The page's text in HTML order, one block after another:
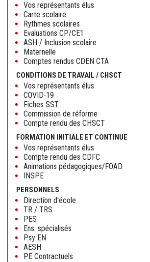
Vos représentants élus
Carte scolaire
Rythmes scolaires
Evaluations CP/CE1
ASH / Inclusion scolaire
Maternelle
Comptes rendus CDEN CTA
CONDITIONS DE TRAVAIL / CHSCT
Vos représentants élus
COVID-19
Fiches SST
Commission de réforme
Compte rendu des CHSCT
FORMATION INITIALE ET CONTINUE
Vos représentants élus
Compte rendu des CDFC
Animations pédagogiques/FOAD
INSPE
PERSONNELS
Direction d'école
TR / TRS
PES
Ens. spécialisés
Psy EN
AESH
PE Contractuels